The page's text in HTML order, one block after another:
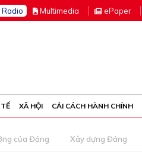
Radio Multimedia ePaper
XÃ HỘI CẢI CÁCH HÀNH CHÍNH
của Đảng Xây dựng Đảng